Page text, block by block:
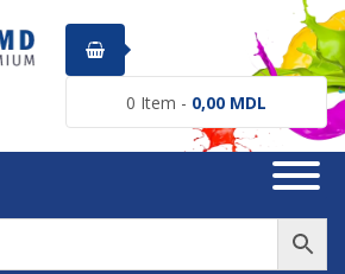
0 Item - 0,00 MDL